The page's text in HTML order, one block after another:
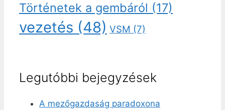
Történetek a gembáról (17)
vezetés (48) VSM (7)
Legutóbbi bejegyzések
A mezőgazdaság paradoxona